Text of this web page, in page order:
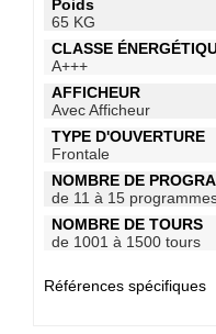
Poids
65 KG
CLASSE
A+++
AFFICHEUR
Avec Afficheur
TYPE D'OUVERTURE
Frontale
NOMBRE DE
de 11 à 15
NOMBRE DE TOURS
de 1001 à 1500 tours
Références spécifiques